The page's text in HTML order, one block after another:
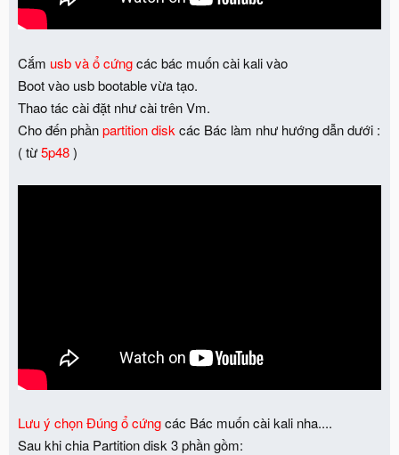
Cắm usb và ổ cứngcác bác muốn cài kali vào
Boot vào usb bootable vừa tạo.
Thao tác cài đặt như cài trên Vm.
Cho đến phầnpartition disk các Bác làm như hướng dẫn dưới :
( từ5p48)
Lưu ý chọn Đúng ổ cứngcác Bác muốn cài kali nha....
Sau khi chia Partition disk 3 phần gồm: